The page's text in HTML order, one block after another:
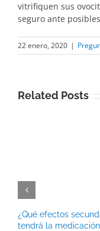
vitrifiquen sus
seguro ante
22 enero, 2020 |
Related Posts
¿Qué efectos
tendrá la